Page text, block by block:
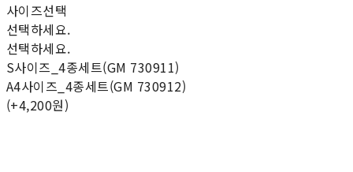
사이즈선택
선택하세요.
선택하세요.
S사이즈_4종세트(GM 730911)
A4사이즈_4종세트(GM 730912)
(+4,200원)